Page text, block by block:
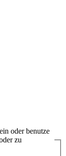
oder benutze
zu